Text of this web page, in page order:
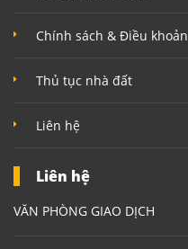
Chính sách & Điều khoản
Thủ tục nhà đất
Liên hệ
Liên hệ
VĂN PHÒNG GIAO DỊCH